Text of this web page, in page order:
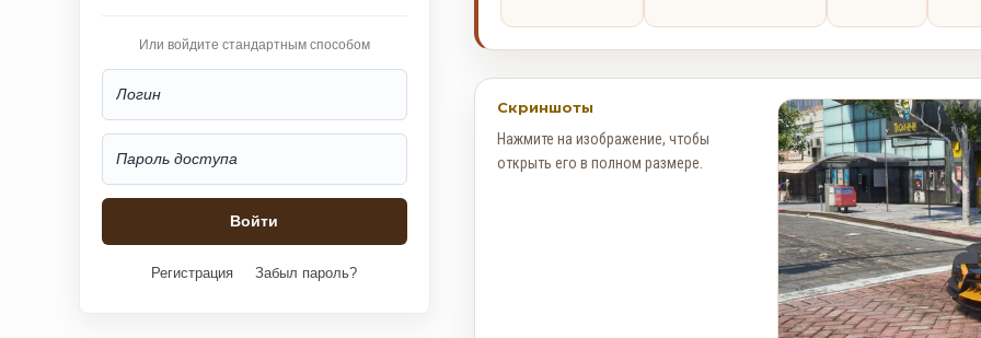
Или войдите стандартным способом
Регистрация Забыл пароль?
Скриншоты
Нажмите на изображение, чтобы
открыть его в полном размере.